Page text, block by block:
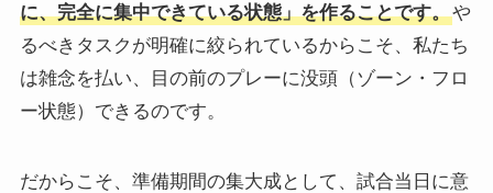
に、完全に集中できている状態」を作ることです。や
るべきタスクが明確に絞られているからこそ、私たち
は雑念を払い、目の前のプレーに没頭（ゾーン・フロ
ー状態）できるのです。
だからこそ、準備期間の集大成として、試合当日に意